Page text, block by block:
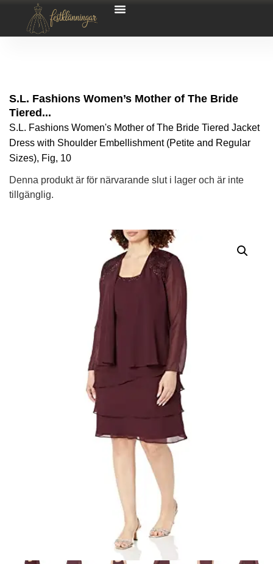
S.L. Fashions Women’s Mother of The Bride
Tiered...
S.L. Fashions Women's Mother of The Bride Tiered Jacket
Dress with Shoulder Embellishment (Petite and Regular
Sizes), Fig, 10
Denna produkt är för närvarande slut i lager och är inte
tillgänglig.